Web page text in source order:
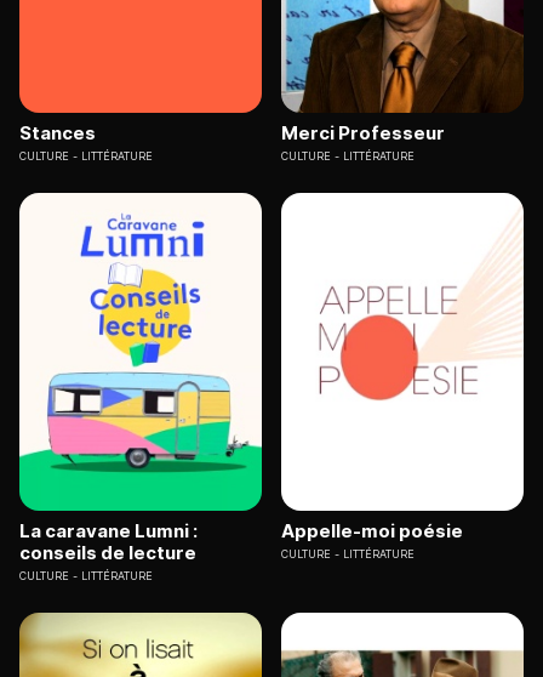
Stances
CULTURE LITTÉRATURE
Merci Professeur
CULTURE LITTÉRATURE
La caravane Lumni :
conseils de lecture
CULTURE LITTÉRATURE
Appelle-moi poésie
CULTURE LITTÉRATURE